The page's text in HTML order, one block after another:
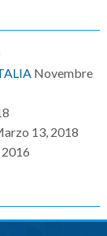
Novembre
13, 2018